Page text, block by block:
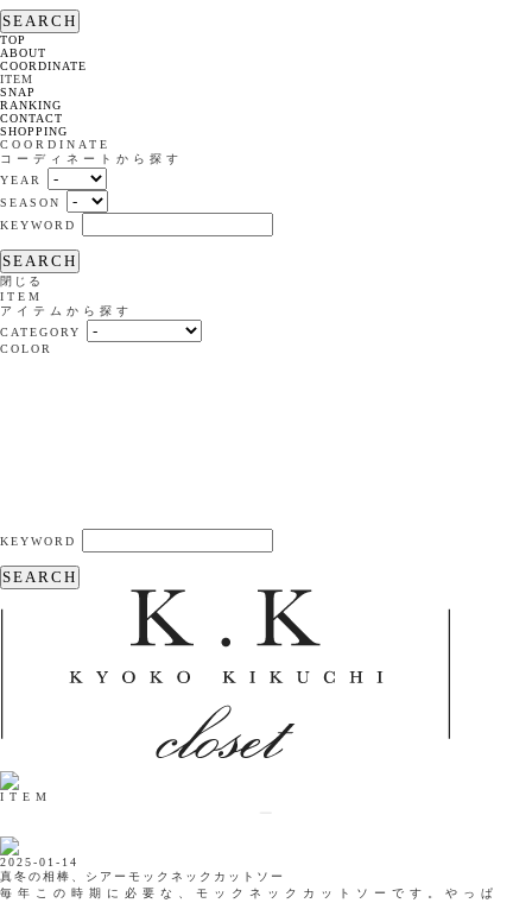
SEARCH
TOP
ABOUT
COORDINATE
ITEM
SNAP
RANKING
CONTACT
SHOPPING
COORDINATE
コーディネートから探す
YEAR
SEASON
KEYWORD
SEARCH
閉じる
ITEM
アイテムから探す
CATEGORY
COLOR
KEYWORD
SEARCH
ITEM
2025-01-14
真冬の相棒、シアーモックネックカットソー
毎年この時期に必要な、モックネックカットソーです。やっぱ